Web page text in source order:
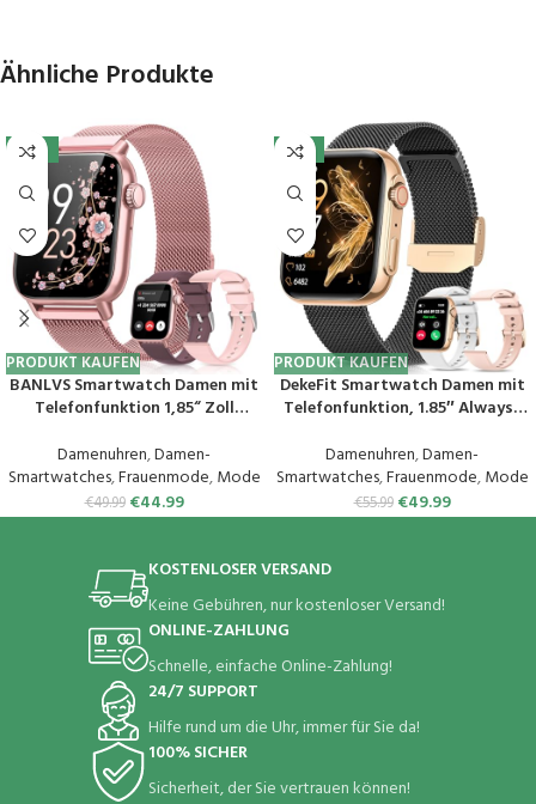
Ähnliche Produkte
-10%
PRODUKT KAUFEN
BANLVS Smartwatch Damen mit
Telefonfunktion 1,85“ Zoll
Herzfrequenz, Schlafmonitor,
Menstruationszyklus, IP68
wasserdichte Sportuhr für iOS
und Android (Rosa)
Damenuhren,Damen-
Smartwatches,Frauenmode,Mode
€49.99 €44.99
-11%
PRODUKT KAUFEN
DekeFit Smartwatch Damen mit
Telefonfunktion, 1.85″ Always-
mit
Schlafmonitor/Herzfrequenz/Sp
O2, 120+ Sportuhr IP68
Wasserdicht für iOS Android
Damenuhren,Damen-
Smartwatches,Frauenmode,Mode
€55.99 €49.99
KOSTENLOSER VERSAND
Keine Gebühren, nur kostenloser Versand!
ONLINE-ZAHLUNG
Schnelle, einfache Online-Zahlung!
24/7 SUPPORT
Hilfe rund um die Uhr, immer für Sie da!
100% SICHER
Sicherheit, der Sie vertrauen können!